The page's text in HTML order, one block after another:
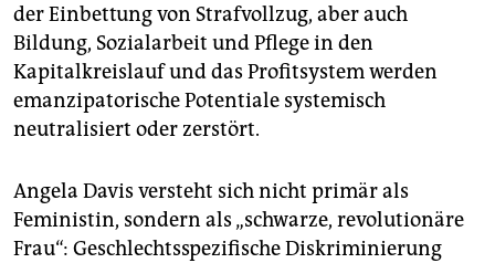
der Einbettung von Strafvollzug, aber auch
Bildung, Sozialarbeit und Pflege in den
Kapitalkreislauf und das Profitsystem werden
emanzipatorische Potentiale systemisch
neutralisiert oder zerstört.
Angela Davis versteht sich nicht primär als
Feministin, sondern als „schwarze, revolutionäre
Frau“: Geschlechtsspezifische Diskriminierung